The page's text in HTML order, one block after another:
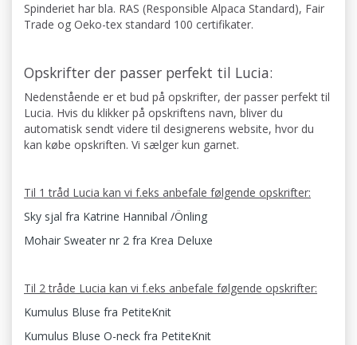
Spinderiet har bla. RAS (Responsible Alpaca Standard), Fair
Trade og Oeko-tex standard 100 certifikater.
Opskrifter der passer perfekt til Lucia:
Nedenstående er et bud på opskrifter, der passer perfekt til
Lucia. Hvis du klikker på opskriftens navn, bliver du
automatisk sendt videre til designerens website, hvor du
kan købe opskriften. Vi sælger kun garnet.
Til 1 tråd Lucia kan vi f.eks anbefale følgende opskrifter:
Sky sjal fra Katrine Hannibal /Önling
Mohair Sweater nr 2 fra Krea Deluxe
Til 2 tråde Lucia kan vi f.eks anbefale følgende opskrifter:
Kumulus Bluse fra PetiteKnit
Kumulus Bluse O-neck fra PetiteKnit